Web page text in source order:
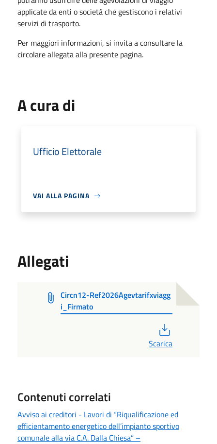
applicate da enti o società che gestiscono i relativi
servizi di trasporto.
Per maggiori informazioni, si invita a consultare la
circolare allegata alla presente pagina.
A cura di
Ufficio Elettorale
VAI ALLA PAGINA
Allegati
Circn12-Ref2026Agevtarifxviagg
i_Firmato
Scarica
Contenuti correlati
Avviso ai creditori - Lavori di “Riqualificazione ed
efficientamento energetico dell’impianto sportivo
comunale alla via C.A. Dalla Chiesa” –